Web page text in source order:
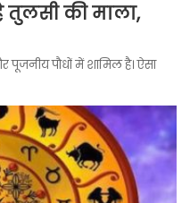
तुलसी की माला,
पूजनीय पौधों में शामिल है। ऐसा